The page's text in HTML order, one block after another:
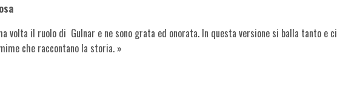
volta il ruolo di Gulnar e ne sono grata ed onorata. In questa versione si balla tanto e ci
che raccontano la storia. »